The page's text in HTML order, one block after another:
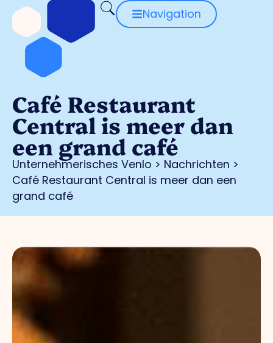
Navigation
Café Restaurant
Central is meer dan
een grand café
Unternehmerisches Venlo > Nachrichten >
Café Restaurant Central is meer dan een
grand café